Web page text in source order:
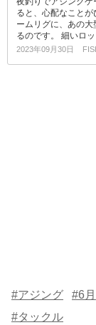
ると、心配なこと
ームリグに、あの大
るのです。 細いロ
2023年09月30日
#アジング #6月
#タックル